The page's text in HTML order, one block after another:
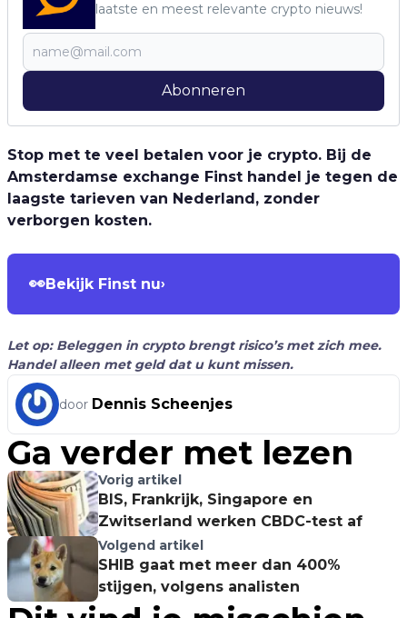
laatste en meest relevante crypto nieuws!
Abonneren
Stop met te veel betalen voor je crypto. Bij de
Amsterdamse exchange Finst handel je tegen de
laagste tarieven van Nederland, zonder
verborgen kosten.
👀Bekijk Finst nu›
Let op: Beleggen in crypto brengt risico’s met zich mee.
Handel alleen met geld dat u kunt missen.
door Dennis Scheenjes
Ga verder met lezen
Vorig artikel
BIS, Frankrijk, Singapore en
Zwitserland werken CBDC-test af
Volgend artikel
SHIB gaat met meer dan 400%
stijgen, volgens analisten